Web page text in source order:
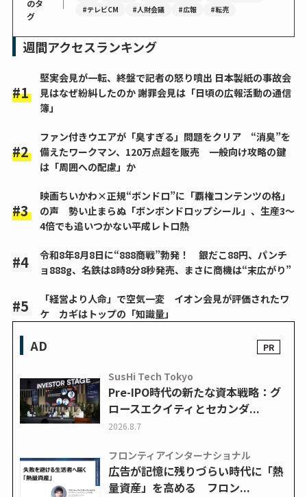
のタ
グ
#テレビCM
#人財会議 #広報 #転売
週間アクセスランキング
堅実会見が一転、終盤で記者の怒り噴出 日本製紙の事故会
見はなぜ紛糾したのか 謝罪会見は「日頃の広報活動の通信
簿」
ファン付きウエアが「臭すぎる」問題をクリア “消臭”を
備えたワークマン、120万点超を販売 一般向け攻略の鍵
は「周囲への配慮」か
映画ちいかわ×正規“ボンドロ”に「覇権コンテンツの格」
の声 勢い止まらぬ「ボンボンドロップシール」、生産3～
4倍でも追いつかない平成レトロ熱
令和8年8月8日に“888商戦”勃発！ 銀だこ88円、パンチ
ョ888g、名鉄は8時8分8秒発売、まさに商機は“末広がり”
「経営より人命」で空気一変 イオン会見が評価されたワ
ケ カギはトップの「知識量」
AD
SusHi Tech Tokyo
Pre-IPO時代の新たな資本戦略：グ
ロースエクイティとセカンダ...
2026.8.7
フロンティアインターナショナル
広告が記憶に残りづらい時代に「熱
量資産」を高める フロン...